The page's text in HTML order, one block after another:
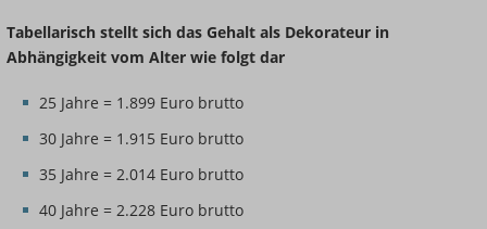
Tabellarisch stellt sich das Gehalt als Dekorateur in
Abhängigkeit vom Alter wie folgt dar
25 Jahre = 1.899 Euro brutto
30 Jahre = 1.915 Euro brutto
35 Jahre = 2.014 Euro brutto
40 Jahre = 2.228 Euro brutto